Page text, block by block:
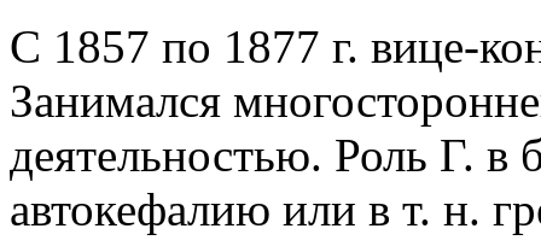
С 1857 по 1877 г. вице-
Занимался
деятельностью. Роль Г. в
автокефалию или в т. н.